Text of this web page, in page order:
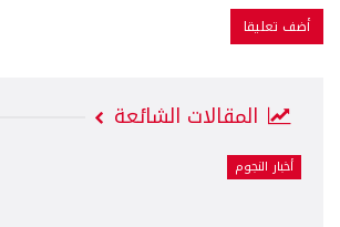
المقالات الشائعة
أخبار النجوم